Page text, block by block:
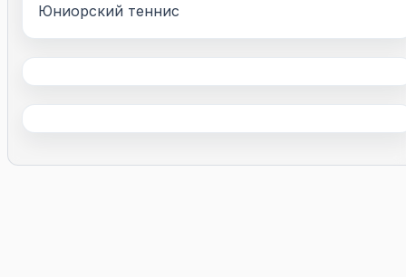
Юниорский теннис